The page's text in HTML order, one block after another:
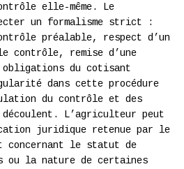
elle-même. Le
un formalisme strict :
préalable, respect d’un
contrôle, remise d’une
du cotisant
dans cette procédure
du contrôle et des
découlent. L’agriculteur peut
juridique retenue par le
concernant le statut de
la nature de certaines